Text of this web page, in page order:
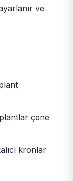
ve
çene
kronlar